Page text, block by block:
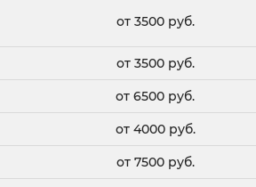
от 3500 руб.
от 3500 руб.
от 6500 руб.
от 4000 руб.
от 7500 руб.